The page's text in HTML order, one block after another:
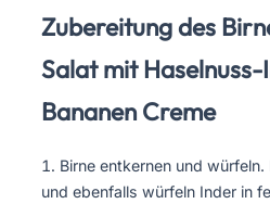
Zubereitung des
Salat mit
Bananen Creme
Birne entkernen und würfeln.
und ebenfalls würfeln Inder in